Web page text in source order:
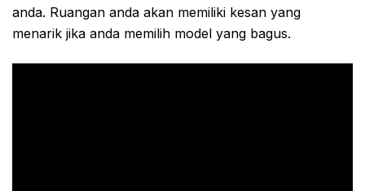
anda. Ruangan anda akan memiliki kesan yang
menarik jika anda memilih model yang bagus.